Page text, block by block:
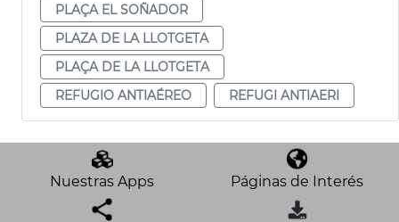
PLAÇA EL SOÑADOR
PLAZA DE LA LLOTGETA
PLAÇA DE LA LLOTGETA
REFUGIO ANTIAÉREO
REFUGI ANTIAERI
Nuestras Apps Páginas de Interés